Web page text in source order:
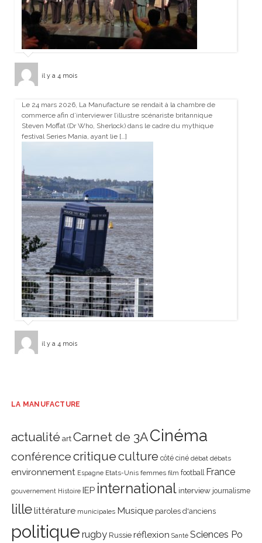
il y a 4 mois
Le 24 mars 2026, La Manufacture se rendait à la chambre de
commerce afin d’interviewer l’illustre scénariste britannique
Steven Moffat (Dr Who, Sherlock) dans le cadre du mythique
festival Series Mania, ayant lie […]
il y a 4 mois
LA MANUFACTURE
actualité art Carnet de 3ACinéma
conférencecritiqueculture côté ciné débat débats
environnement Espagne Etats-Unis femmes film football France
gouvernement Histoire IEP international interview journalisme
lillelittérature municipales Musique paroles d'anciens
politique rugby Russie réflexion Santé Sciences Po